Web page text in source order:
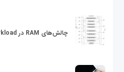
چالش‌های RAM در Workloadهای محاسباتی HPC